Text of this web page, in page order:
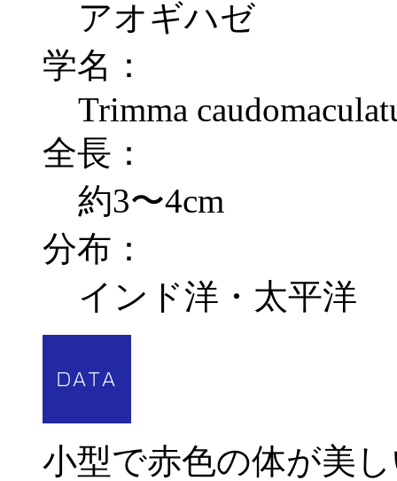
アオギハゼ
学名：
Trimma
全長：
約3〜4cm
分布：
インド洋・太平洋
小型で赤色の体が美